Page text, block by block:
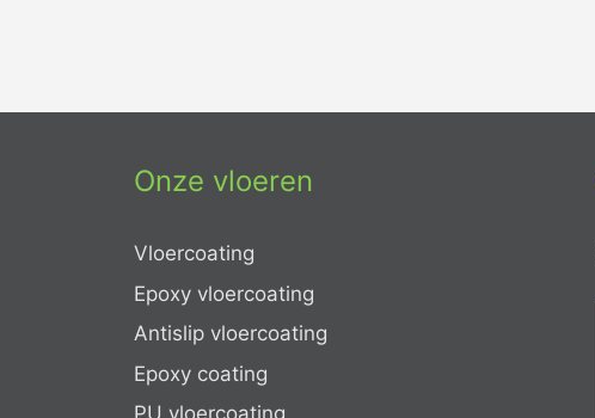
Onze vloeren
Vloercoating
Epoxy vloercoating
Antislip vloercoating
Epoxy coating
PU vloercoating